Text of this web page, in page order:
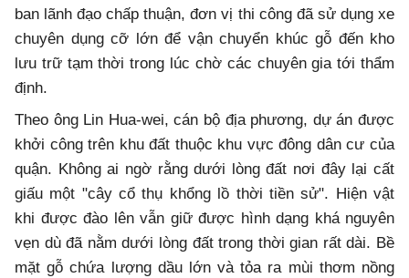
ban lãnh đạo chấp thuận, đơn vị thi công đã sử dụng xe
chuyên dụng cỡ lớn để vận chuyển khúc gỗ đến kho
lưu trữ tạm thời trong lúc chờ các chuyên gia tới thẩm
định.
Theo ông Lin Hua-wei, cán bộ địa phương, dự án được
khởi công trên khu đất thuộc khu vực đông dân cư của
quận. Không ai ngờ rằng dưới lòng đất nơi đây lại cất
giấu một "cây cổ thụ khổng lồ thời tiền sử". Hiện vật
khi được đào lên vẫn giữ được hình dạng khá nguyên
vẹn dù đã nằm dưới lòng đất trong thời gian rất dài. Bề
mặt gỗ chứa lượng dầu lớn và tỏa ra mùi thơm nồng